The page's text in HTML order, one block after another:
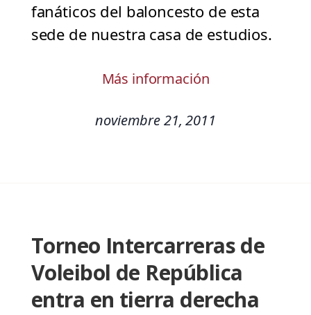
fanáticos del baloncesto de esta
sede de nuestra casa de estudios.
Más información
noviembre 21, 2011
Torneo Intercarreras de
Voleibol de República
entra en tierra derecha